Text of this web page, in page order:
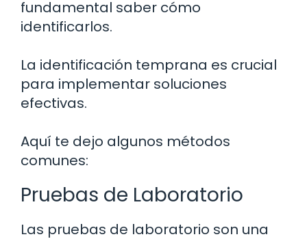
fundamental saber cómo
identificarlos.
La identificación temprana es crucial
para implementar soluciones
efectivas.
Aquí te dejo algunos métodos
comunes:
Pruebas de Laboratorio
Las pruebas de laboratorio son una